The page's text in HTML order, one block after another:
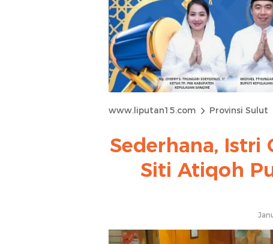
www.liputan15.com Provinsi Sulut
Sederhana, Istri
Siti Atiqoh